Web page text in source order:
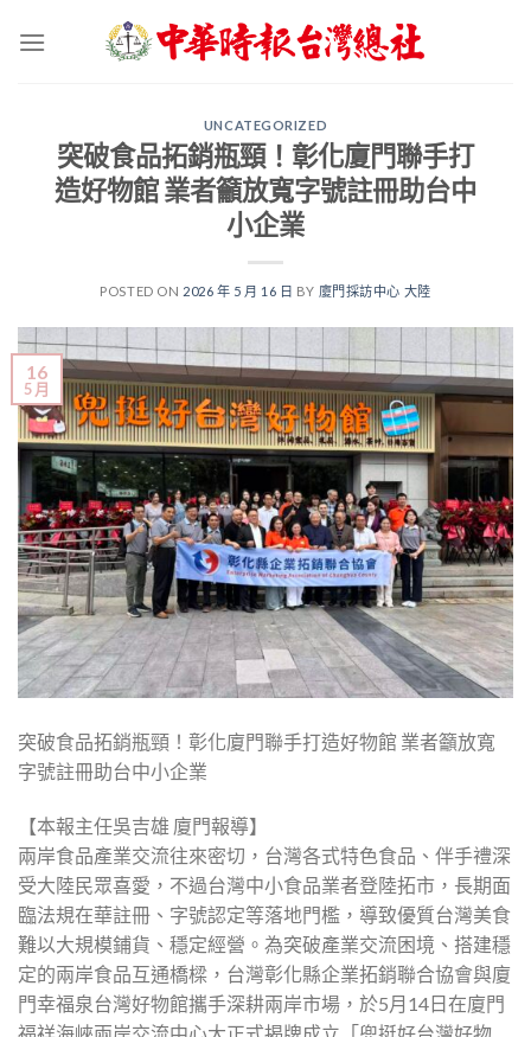
UNCATEGORIZED
突破食品拓銷瓶頸！彰化廈門聯手打
造好物館 業者籲放寬字號註冊助台中
小企業
POSTED ON 2026 年 5 月 16 日 BY 廈門採訪中心 大陸
16
5 月
突破食品拓銷瓶頸！彰化廈門聯手打造好物館 業者籲放寬
字號註冊助台中小企業
【本報主任吳吉雄 廈門報導】
兩岸食品產業交流往來密切，台灣各式特色食品、伴手禮深
受大陸民眾喜愛，不過台灣中小食品業者登陸拓市，長期面
臨法規在華註冊、字號認定等落地門檻，導致優質台灣美食
難以大規模鋪貨、穩定經營。為突破產業交流困境、搭建穩
定的兩岸食品互通橋樑，台灣彰化縣企業拓銷聯合協會與廈
門幸福泉台灣好物館攜手深耕兩岸市場，於5月14日在廈門